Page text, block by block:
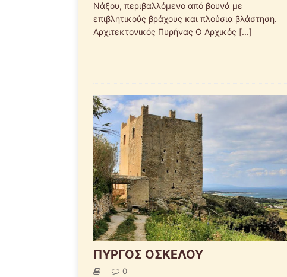
Νάξου, περιβαλλόμενο από βουνά με
επιβλητικούς βράχους και πλούσια βλάστηση.
Αρχιτεκτονικός Πυρήνας Ο Αρχικός [...]
ΠΥΡΓΟΣ ΟΣΚΕΛΟΥ
0